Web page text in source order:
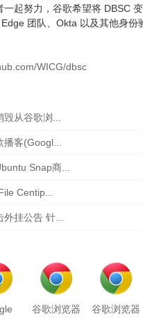
一起努力，谷歌希望将 DBSC
团队、Okta 以及其他身份
WICG/dbsc
从谷歌浏...
客(Googl...
Snap商...
Centip...
挂公告 针...
谷歌浏览器 谷歌浏览器